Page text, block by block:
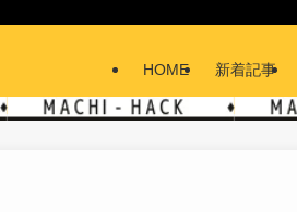
HOME 新着記事